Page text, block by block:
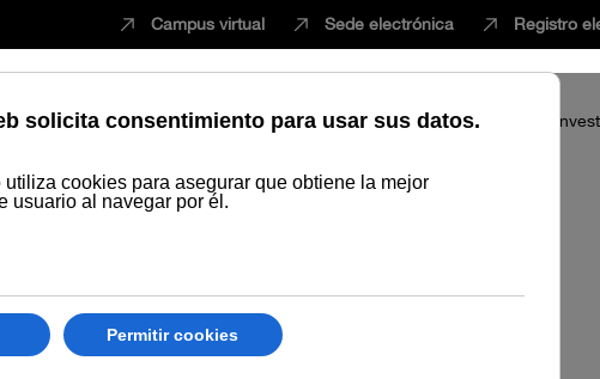
Campus virtual Sede electrónica Registro
EstudiarInnovaciónVida universitariaProfesorado